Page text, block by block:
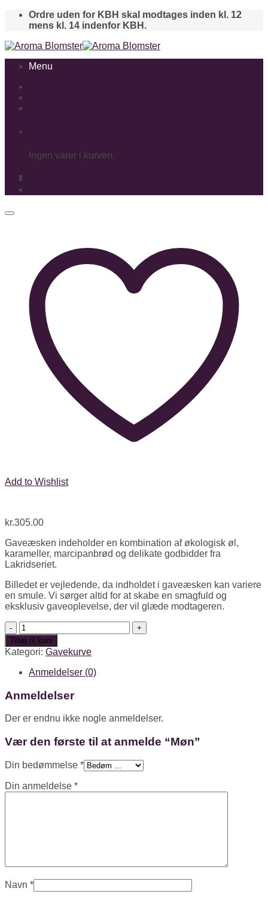
Skip
Ordre uden for KBH skal modtages inden kl. 12
mens kl. 14 indenfor KBH.
Menu
Ingen varer i kurven.
Møn
Gavekurve
Add to Wishlist
kr.305.00
Gaveæsken indeholder en kombination af økologisk øl,
karameller, marcipanbrød og delikate godbidder fra
Lakridseriet.
Billedet er vejledende, da indholdet i gaveæsken kan variere
en smule. Vi sørger altid for at skabe en smagfuld og
eksklusiv gaveoplevelse, der vil glæde modtageren.
Møn
antal
Tilføj til kurv
Kategori: Gavekurve
Anmeldelser (0)
Anmeldelser
Der er endnu ikke nogle anmeldelser.
Vær den første til at anmelde “Møn”
Din bedømmelse *
Din anmeldelse *
Navn *